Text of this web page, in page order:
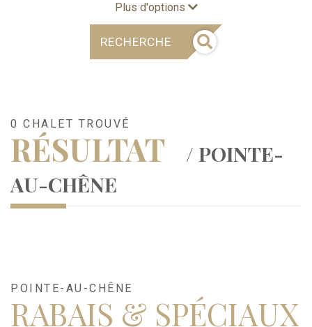
Plus d'options
RECHERCHE
0 CHALET TROUVÉ
RÉSULTAT
/ POINTE-
AU-CHÊNE
POINTE-AU-CHÊNE
RABAIS & SPÉCIAUX